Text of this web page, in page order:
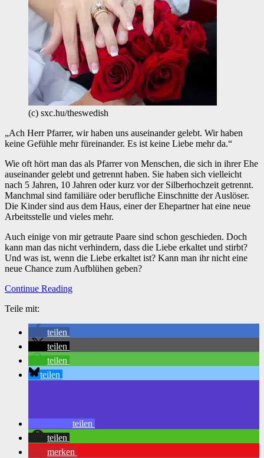
(c) sxc.hu/theswedish
„Ach Herr Pfarrer, wir haben uns auseinander gelebt. Wir haben
keine Gefühle mehr füreinander. Es ist keine Liebe mehr da.“
Wie oft hört man das als Pfarrer von Menschen, die sich in ihrer Ehe
auseinander gelebt und getrennt haben. Sie haben sich vielleicht
nach 5 Jahren, 10 Jahren oder kurz vor der Silberhochzeit getrennt.
Manchmal sind familiäre oder berufliche Einschnitte der Auslöser.
Die Kinder sind aus dem Haus, einer der Ehepartner hat eine neue
Arbeitsstelle und vieles mehr.
Auch einige von mir getraute Paare sind schon geschieden. Doch
kann man das nicht verhindern, dass die Liebe erkaltet und stirbt?
Und was ist, wenn die Liebe erkaltet ist? Kann man ihr nicht eine
neue Chance zum Aufblühen geben?
Continue Reading
Teile mit:
teilen
teilen
teilen
teilen
teilen
teilen
merken